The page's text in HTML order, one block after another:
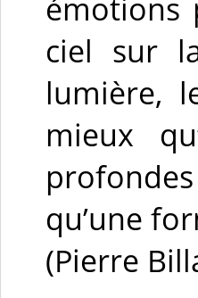
émotions
ciel sur
lumière,
mieux
qu’une
(Pierre